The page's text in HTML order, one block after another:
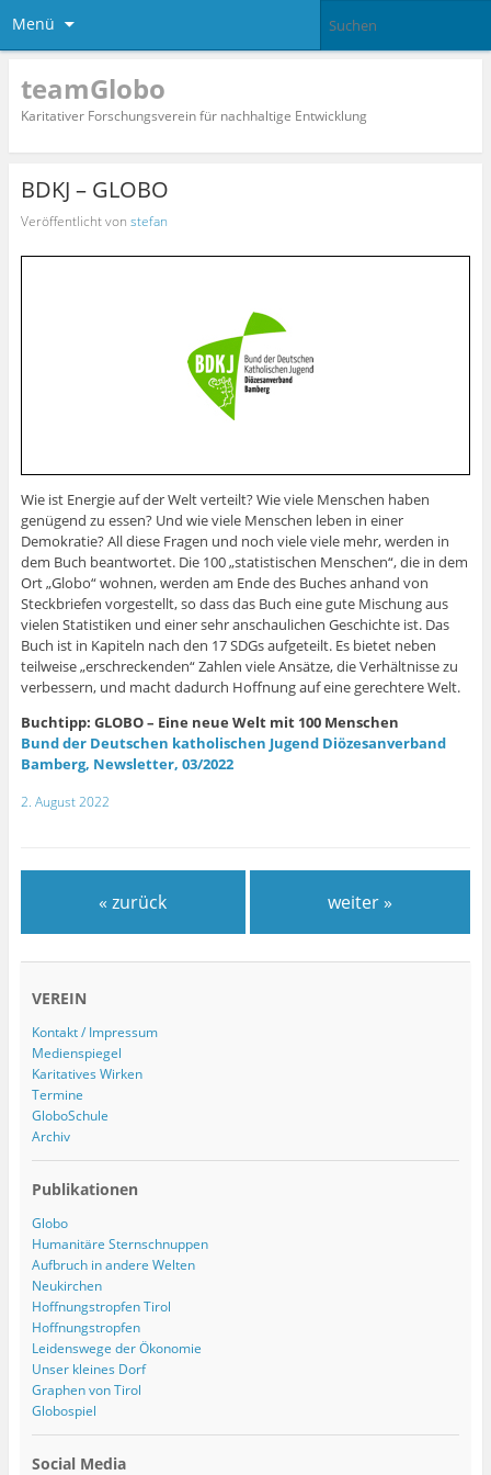
Menü
teamGlobo
Karitativer Forschungsverein für nachhaltige Entwicklung
BDKJ – GLOBO
Veröffentlicht von stefan
Wie ist Energie auf der Welt verteilt? Wie viele Menschen haben
genügend zu essen? Und wie viele Menschen leben in einer
Demokratie? All diese Fragen und noch viele viele mehr, werden in
dem Buch beantwortet. Die 100 „statistischen Menschen“, die in dem
Ort „Globo“ wohnen, werden am Ende des Buches anhand von
Steckbriefen vorgestellt, so dass das Buch eine gute Mischung aus
vielen Statistiken und einer sehr anschaulichen Geschichte ist. Das
Buch ist in Kapiteln nach den 17 SDGs aufgeteilt. Es bietet neben
teilweise „erschreckenden“ Zahlen viele Ansätze, die Verhältnisse zu
verbessern, und macht dadurch Hoffnung auf eine gerechtere Welt.
Buchtipp: GLOBO – Eine neue Welt mit 100 Menschen
Bund der Deutschen katholischen Jugend Diözesanverband
Bamberg, Newsletter, 03/2022
2. August 2022
« zurück weiter »
VEREIN
Kontakt / Impressum
Medienspiegel
Karitatives Wirken
Termine
GloboSchule
Archiv
Publikationen
Globo
Humanitäre Sternschnuppen
Aufbruch in andere Welten
Neukirchen
Hoffnungstropfen Tirol
Hoffnungstropfen
Leidenswege der Ökonomie
Unser kleines Dorf
Graphen von Tirol
Globospiel
Social Media